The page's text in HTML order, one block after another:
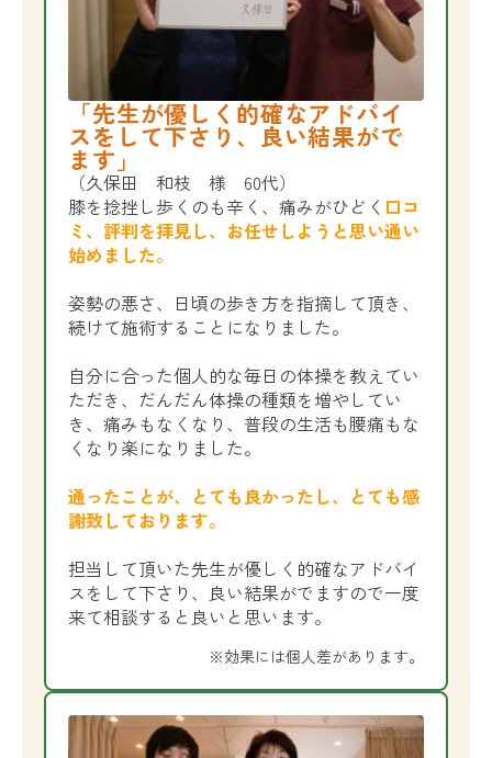
「先生が優しく的確なアドバイ
スをして下さり、良い結果がで
ます」
（久保田 和枝 様 60代）
膝を捻挫し歩くのも辛く、痛みがひどく 口コ
ミ、評判を拝見し、お任せしようと思い通い
始めました。
姿勢の悪さ、日頃の歩き方を指摘して頂き、
続けて施術することになりました。
自分に合った個人的な毎日の体操を教えてい
ただき、だんだん体操の種類を増やしてい
き、痛みもなくなり、普段の生活も腰痛もな
くなり楽になりました。
通ったことが、とても良かったし、とても感
謝致しております。
担当して頂いた先生が優しく的確なアドバイ
スをして下さり、良い結果がでますので一度
来て相談すると良いと思います。
※効果には個人差があります。